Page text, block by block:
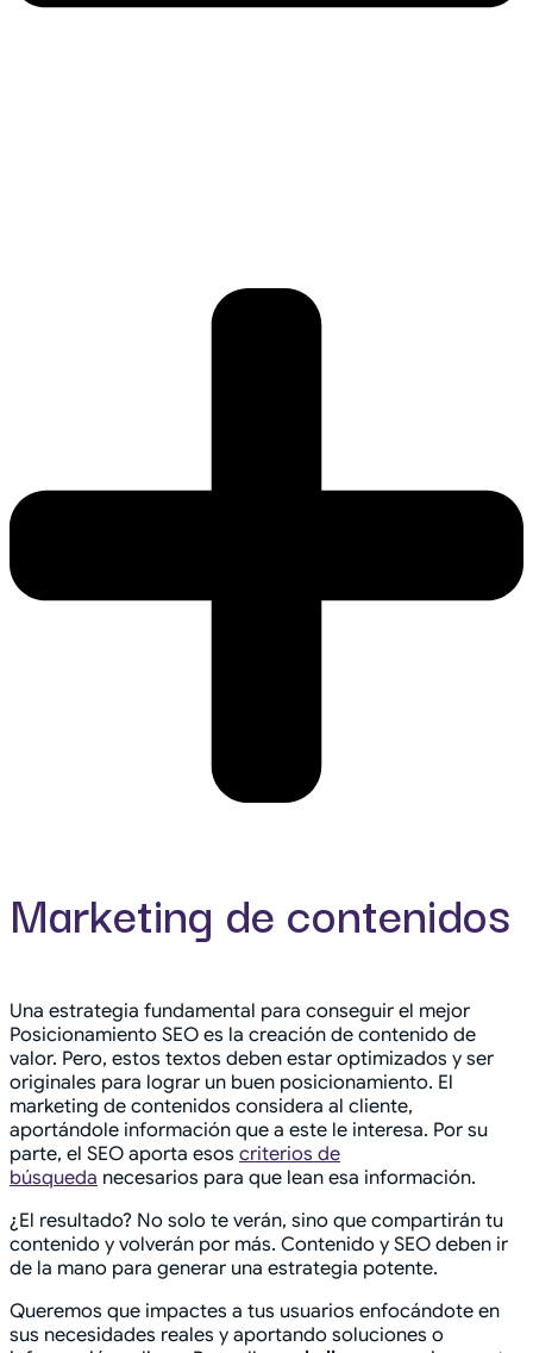
Marketing de contenidos
Una estrategia fundamental para conseguir el mejor
Posicionamiento SEO es la creación de contenido de
valor. Pero, estos textos deben estar optimizados y ser
originales para lograr un buen posicionamiento. El
marketing de contenidos considera al cliente,
aportándole información que a este le interesa. Por su
parte, el SEO aporta esos criterios de
búsqueda necesarios para que lean esa información.
¿El resultado? No solo te verán, sino que compartirán tu
contenido y volverán por más. Contenido y SEO deben ir
de la mano para generar una estrategia potente.
Queremos que impactes a tus usuarios enfocándote en
sus necesidades reales y aportando soluciones o